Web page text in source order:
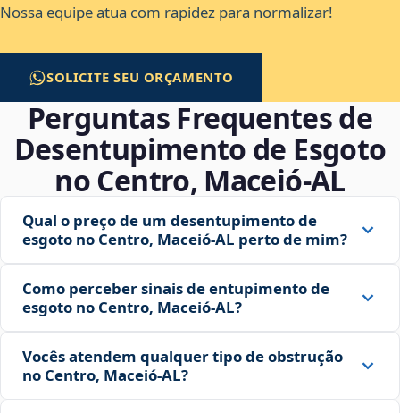
Nossa equipe atua com rapidez para normalizar!
SOLICITE SEU ORÇAMENTO
Perguntas Frequentes de
Desentupimento de Esgoto
no Centro, Maceió‑AL
Qual o preço de um desentupimento de
esgoto no Centro, Maceió‑AL perto de mim?
Como perceber sinais de entupimento de
esgoto no Centro, Maceió‑AL?
Vocês atendem qualquer tipo de obstrução
no Centro, Maceió‑AL?